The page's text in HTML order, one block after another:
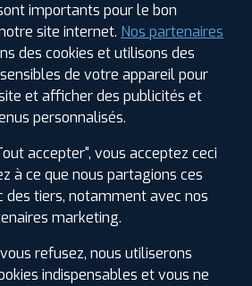
CLIENTS ÉTIQUETAGE
importants pour le bon
site internet. Nos partenaires
des cookies et utilisons des
de votre appareil pour
et afficher des publicités et
personnalisés.
accepter", vous acceptez ceci
à ce que nous partagions ces
des tiers, notamment avec nos
marketing.
refusez, nous utiliserons
indispensables et vous ne